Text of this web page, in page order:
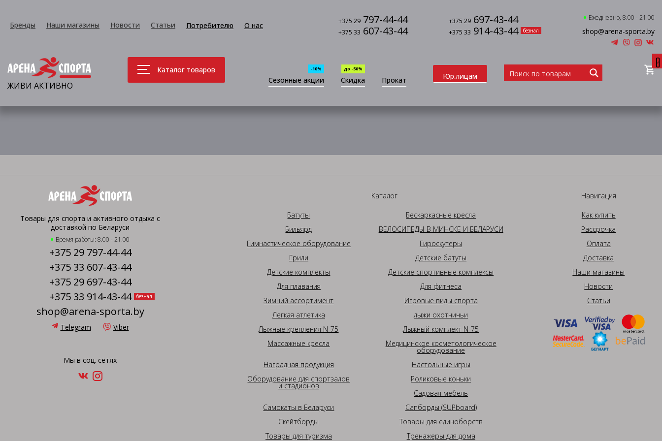
Бренды Наши магазины Новости Статьи Потребителю О нас +375 29 797-44-44 +375 29 697-43-44
+375 33 607-43-44 +375 33 914-43-44 безнал
Ежедневно, 8.00 - 21.00
shop@arena-sporta.by
ЖИВИ АКТИВНО
Каталог товаров
Сезонные акции
-10%
Скидка
до -50%
Прокат Юр.лицам
0
Товары для спорта и активного отдыха с
доставкой по Беларуси
Время работы: 8.00 - 21.00
+375 29 797-44-44
+375 33 607-43-44
+375 29 697-43-44
+375 33 914-43-44
безнал
shop@arena-sporta.by
Telegram Viber
Мы в соц. сетях
Каталог
Батуты
Бескаркасные кресла
Бильярд
ВЕЛОСИПЕДЫ В МИНСКЕ И БЕЛАРУСИ
Гимнастическое оборудование
Гироскутеры
Грили
Детские батуты
Детские комплекты
Детские спортивные комплексы
Для плавания
Для фитнеса
Зимний ассортимент
Игровые виды спорта
Легкая атлетика
лыжи охотничьи
Лыжные крепления N-75
Лыжный комплект N-75
Массажные кресла
Медицинское косметологическое
оборудование
Наградная продукция
Настольные игры
Оборудование для спортзалов
и стадионов
Роликовые коньки
Садовая мебель
Самокаты в Беларуси
Сапборды (SUPboard)
Скейтборды
Товары для единоборств
Товары для туризма
Тренажеры для дома
Навигация
Как купить
Рассрочка
Оплата
Доставка
Наши магазины
Новости
Статьи